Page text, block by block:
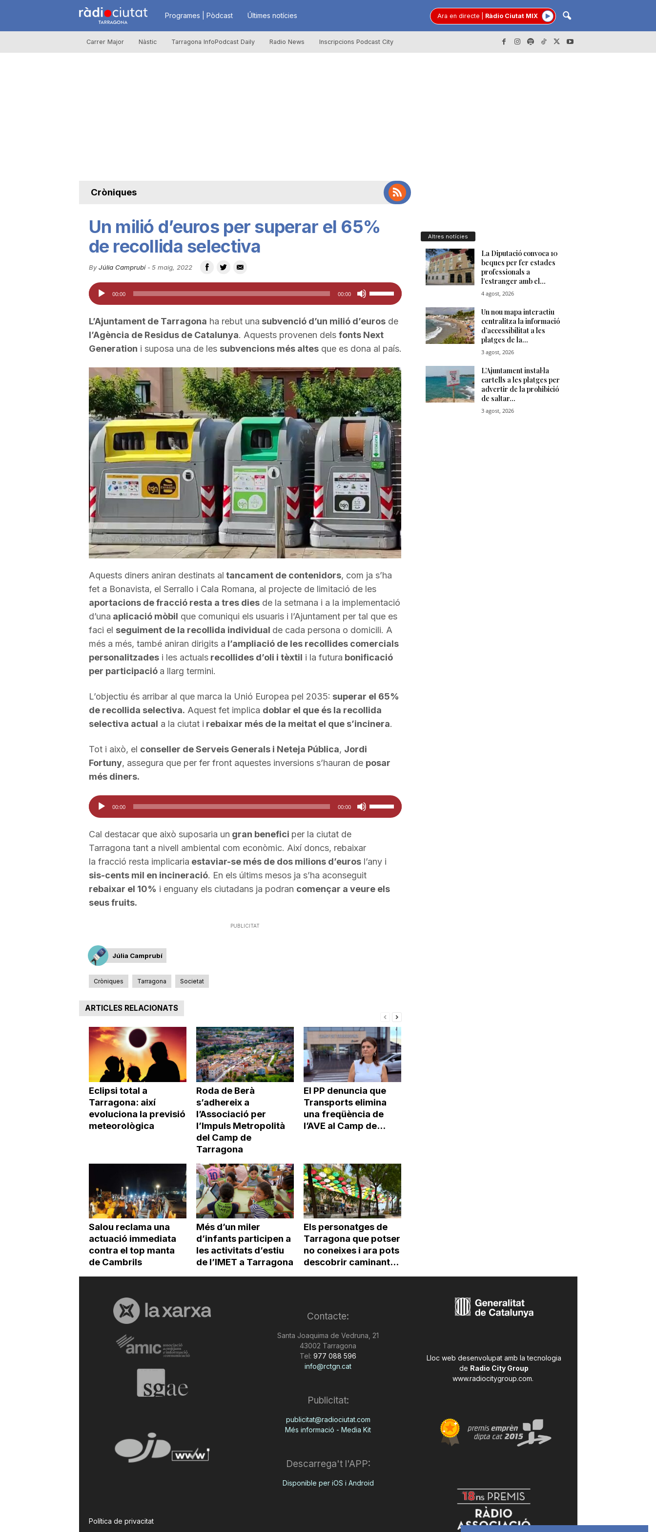
R
à
u
a
T
a
r
r
a
g
n
a
Programes | Pòdcast Últimes notícies Ara en directe Ràdio Ciutat MIX
Carrer Major Nàstic Tarragona InfoPodcast Daily Radio News Inscripcions Podcast City
Cròniques
Un milió d’euros per superar el 65%
de recollida selectiva
By Júlia Camprubí- 5 maig, 2022
Reproductor
d'àudio
00:00 00:00
Feu
servir
les
tecles
de
cap
amunt/cap
avall
per
a
incrementar
o
disminuir
el
volum.
L’Ajuntament de Tarragona ha rebut una subvenció d’un milió d’eurosde
l’Agència de Residus de Catalunya. Aquests provenen dels fonts Next
Generation i suposa una de les subvencions més altesque es dona al país.
Aquests diners aniran destinats al tancament de contenidors, com ja s’ha
fet a Bonavista, el Serrallo i Cala Romana, al projecte de limitació de les
aportacions de fracció resta a tres diesde la setmana i a la implementació
d’una aplicació mòbil que comuniqui els usuaris i l’Ajuntament per tal que es
faci el seguiment de la recollida individual de cada persona o domicili. A
més a més, també aniran dirigits a l’ampliació de les recollides comercials
personalitzadesi les actualsrecollides d’oli i tèxtil i la futura bonificació
per participació a llarg termini.
L’objectiu és arribar al que marca la Unió Europea pel 2035: superar el 65%
de recollida selectiva. Aquest fet implica doblar el que és la recollida
selectiva actual a la ciutat i rebaixar més de la meitat el que s’incinera.
Tot i això, el conseller de Serveis Generals i Neteja Pública, Jordi
Fortuny, assegura que per fer front aquestes inversions s’hauran de posar
més diners.
Reproductor
d'àudio
00:00 00:00
Feu
servir
de
cap
Cal destacar que això suposaria un gran benefici per la ciutat de
Tarragona tant a nivell ambiental com econòmic. Així doncs, rebaixar
la fracció resta implicaria estaviar-se més de dos milions d’eurosl’any i
sis-cents mil en incineració. En els últims mesos ja s’ha aconseguit
rebaixar el 10% i enguany els ciutadans ja podran començar a veure els
seus fruits.
PUBLICITAT
Júlia Camprubí
Cròniques Tarragona Societat
ARTICLES RELACIONATS
Eclipsi total a
Tarragona: així
evoluciona la previsió
meteorològica
Roda de Berà
s’adhereix a
l’Associació per
l’Impuls Metropolità
del Camp de
Tarragona
El PP denuncia que
Transports elimina
una freqüència de
l’AVE al Camp de...
Salou reclama una
actuació immediata
contra el top manta
de Cambrils
Més d’un miler
d’infants participen a
les activitats d’estiu
de l’IMET a Tarragona
Els personatges de
Tarragona que potser
no coneixes i ara pots
descobrir caminant...
Altres notícies
Política de privacitat
Contacte:
Santa Joaquima de Vedruna, 21
43002 Tarragona
Tel: 977 088 596
info@rctgn.cat
Publicitat:
publicitat@radiociutat.com
Més informació - Media Kit
Descarrega't l'APP:
Disponible per iOS i Android
Lloc web desenvolupat amb la tecnologia
de Radio City Group
www.radiocitygroup.com.